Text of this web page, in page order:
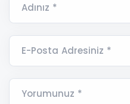
Adınız *
E-Posta Adresiniz *
Yorumunuz *